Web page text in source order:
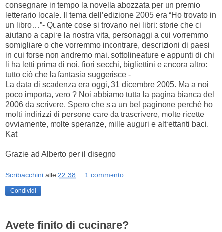
consegnare in tempo la novella abozzata per un premio
letterario locale. Il tema dell’edizione 2005 era “Ho trovato in
un libro…”- Quante cose si trovano nei libri: storie che ci
aiutano a capire la nostra vita, personaggi a cui vorremmo
somigliare o che vorremmo incontrare, descrizioni di paesi
in cui forse non andremo mai, sottolineature e appunti di chi
li ha letti prima di noi, fiori secchi, bigliettini e ancora altro:
tutto ciò che la fantasia suggerisce -
La data di scadenza era oggi, 31 dicembre 2005. Ma a noi
poco importa, vero ? Noi abbiamo tutta la pagina bianca del
2006 da scrivere. Spero che sia un bel paginone perché ho
molti indirizzi di persone care da trascrivere, molte ricette
ovviamente, molte speranze, mille auguri e altrettanti baci.
Kat
Grazie ad Alberto per il disegno
Scribacchini alle 22:38 1 commento:
Condividi
Avete finito di cucinare?